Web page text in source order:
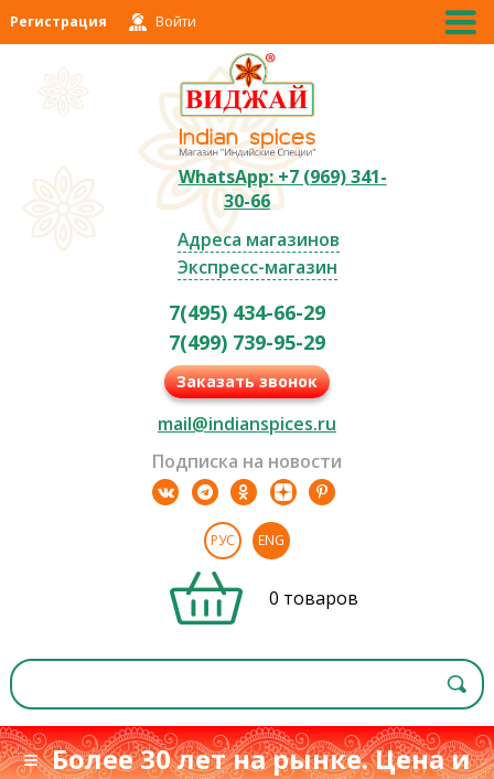
Регистрация Войти
WhatsApp: +7 (969) 341-
30-66
Адреса магазинов
Экспресс-магазин
7(495) 434-66-29
7(499) 739-95-29
Заказать звонок
mail@indianspices.ru
Подписка на новости
РУС ENG
0 товаров
≡ Более 30 лет на рынке. Цена и